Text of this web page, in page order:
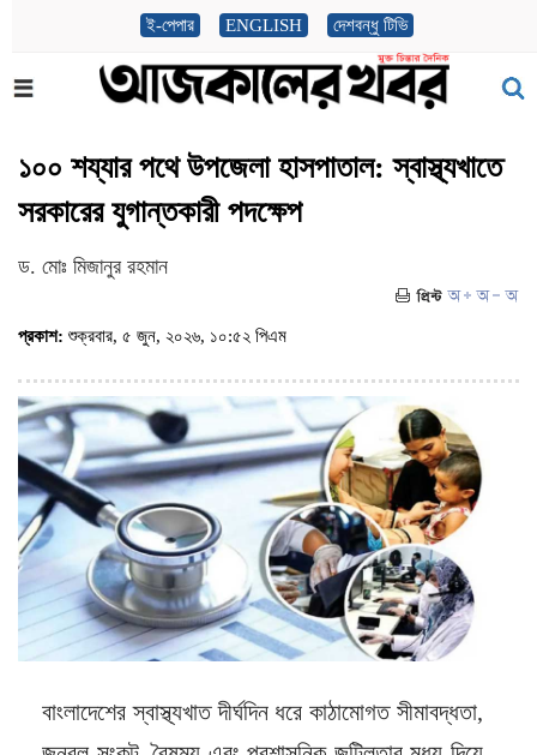
ই-পেপার ENGLISH দেশবন্ধু টিভি
১০০ শয্যার পথে উপজেলা হাসপাতাল: স্বাস্থ্যখাতে
সরকারের যুগান্তকারী পদক্ষেপ
ড. মোঃ মিজানুর রহমান
প্রকাশ: শুক্রবার, ৫ জুন, ২০২৬, ১০:৫২ পিএম
বাংলাদেশের স্বাস্থ্যখাত দীর্ঘদিন ধরে কাঠামোগত সীমাবদ্ধতা,